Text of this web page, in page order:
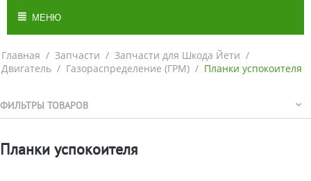
МЕНЮ
Главная / Запчасти / Запчасти для Шкода Йети /
Двигатель / Газораспределение (ГРМ) / Планки успокоителя
ФИЛЬТРЫ ТОВАРОВ
Планки успокоителя